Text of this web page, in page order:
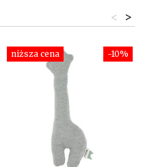
>
<
-10%
niższa cena